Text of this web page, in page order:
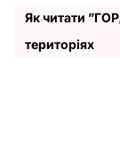
Як читати
територіях